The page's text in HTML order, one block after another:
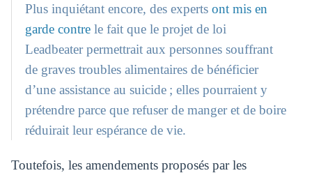
Plus inquiétant encore, des expertsont mis en
garde contre le fait que le projet de loi
Leadbeater permettrait aux personnes souffrant
de graves troubles alimentaires de bénéficier
d’une assistance au suicide ; elles pourraient y
prétendre parce que refuser de manger et de boire
réduirait leur espérance de vie.
Toutefois, les amendements proposés par les